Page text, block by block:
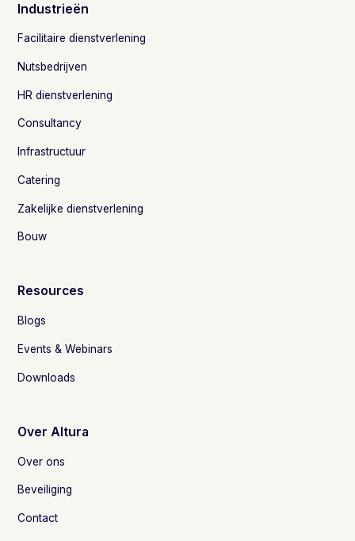
Industrieën
Facilitaire dienstverlening
Nutsbedrijven
HR dienstverlening
Consultancy
Infrastructuur
Catering
Zakelijke dienstverlening
Bouw
Resources
Blogs
Events & Webinars
Downloads
Over Altura
Over ons
Beveiliging
Contact